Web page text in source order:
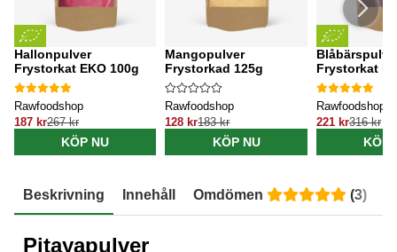
Hallonpulver
Frystorkat EKO 100g
Rawfoodshop
187 kr267 kr
KÖP NU
Mangopulver
Frystorkad 125g
Rawfoodshop
128 kr183 kr
KÖP NU
Frystorkat
Rawfoodshop
221 kr316 kr
KÖP
Beskrivning Innehåll Omdömen (3)
Pitayapulver